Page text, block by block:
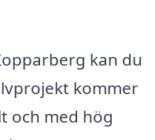
kan du
kommer
och med hög